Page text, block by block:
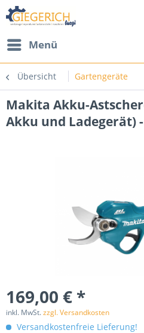
Menü
Übersicht Gartengeräte
Makita Akku-
Akku und Ladegerät) -
169,00 € *
inkl. MwSt.zzgl. Versandkosten
Versandkostenfreie Lieferung!